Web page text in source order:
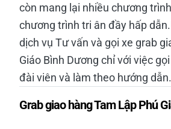
còn mang lại nhiều chương
chương trình tri ân đầy hấp
dịch vụ Tư vấn và gọi xe grab
Giáo Bình Dương chỉ với việc
đài viên và làm theo hướng dẫn.
Grab giao hàng Tam Lập Phú